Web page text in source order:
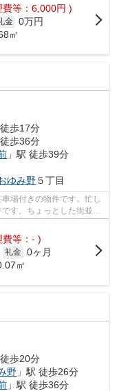
費等：6,000円 )
金 0万円
㎡
徒歩17分
徒歩36分
」駅 徒歩39分
ゆみ野５丁目
場付きの物件です。忙し
す。ちょっとした街並み
費等：- )
礼金 0ヶ月
㎡
徒歩20分
野 」駅 徒歩26分
」駅 徒歩36分